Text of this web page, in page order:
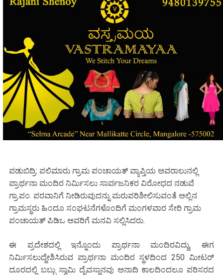
ಪಡುಬಿದ್ರಿ: ಪಲಿಮಾರು ಗ್ರಾಮ ಪಂಚಾಯತ್ ವ್ಯಾಪ್ತಿಯ ಅವರಾಲುನಲ್ಲಿ
ಪ್ರಾರ್ಥನಾ ಮಂದಿರ ನಿರ್ಮಿಸಲು ಸಾರ್ವಜನಿಕರ ವಿರೋಧದ ನಡುವೆ
ಗ್ರಾ.ಪಂ. ಪರವಾನಿಗೆ ನೀಡಿರುವುದನ್ನು ಮರುಪರಿಶೀಲಿಸುವಂತೆ ಅಲ್ಲಿನ
ಗ್ರಾಮಸ್ಥರು ಹಿಂದೂ ಸಂಘಟನೆಗಳೊಂದಿಗೆ ಮಂಗಳವಾರ ಸೇರಿ ಗ್ರಾಮ
ಪಂಚಾಯತ್ ಪಿಡಿಒ ಅವರಿಗೆ ಮನವಿ ಸಲ್ಲಿಸಿದರು.
ಈ ಪ್ರದೇಶದಲ್ಲಿ ಇನ್ನೊಂದು ಪ್ರಾರ್ಥನಾ ಮಂದಿರವಿದ್ದು, ಈಗ
ನಿರ್ಮಿಸಲುದ್ದೇಶಿಸಿರುವ ಪ್ರಾರ್ಥನಾ ಮಂದಿರ ಸ್ಥಳದಿಂದ 250 ಮೀಟರ್
ದೂರದಲ್ಲಿ ಬಬ್ಬು ಸ್ವಾಮಿ ದೈವಸ್ಥಾನವು ಅನಾದಿ ಕಾಲದಿಂದಲೂ ಪರಿಸರದ